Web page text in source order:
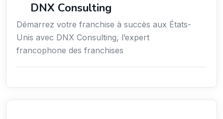
DNX Consulting
Démarrez votre franchise à succès aux États-
Unis avec DNX Consulting, l’expert
francophone des franchises